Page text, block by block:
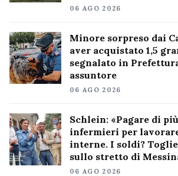
06 AGO 2026
Minore sorpreso dai
aver acquistato 1,5
segnalato in
assuntore
06 AGO 2026
Schlein: «Pagare di
infermieri per
interne. I soldi?
sullo stretto di
06 AGO 2026